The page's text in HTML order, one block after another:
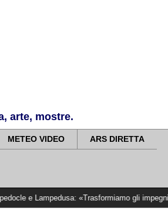
arte, mostre.
METEO VIDEO ARS DIRETTA
«Trasformiamo gli impegni in risultati